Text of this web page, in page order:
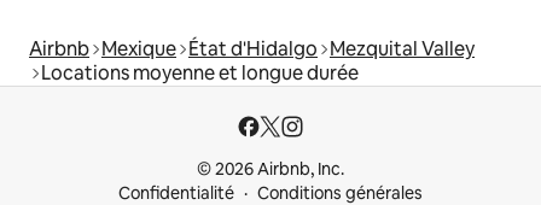
Airbnb Mexique État d'Hidalgo Mezquital Valley
Locations moyenne et longue durée
© 2026 Airbnb, Inc.
Confidentialité
Conditions générales